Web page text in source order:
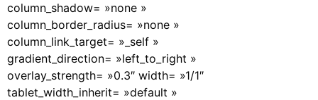
column_shadow= »none »
column_border_radius= »none »
column_link_target= »_self »
gradient_direction= »left_to_right »
overlay_strength= »0.3″ width= »1/1″
tablet_width_inherit= »default »